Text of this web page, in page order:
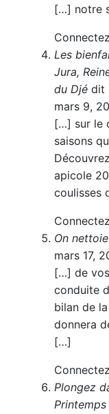
[…] notre
Les
Jura,
du Djé dit
mars 9,
[…] sur le
saisons
apicole
coulisses
On
mars 17,
[…] de
conduite
bilan de
donnera
[…]
Plongez
Printemps